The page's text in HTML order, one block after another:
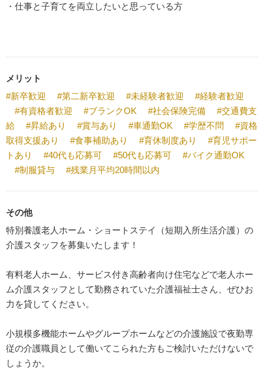
・仕事と子育てを両立したいと思っている方
メリット
#新卒歓迎
#第二新卒歓迎 #未経験者歓迎
#経験者歓迎
#有資格者歓迎
#ブランクOK #社会保険完備
#交通費支
給
#昇給あり #賞与あり #車通勤OK #学歴不問
#資格
取得支援あり
#食事補助あり #育休制度あり
#育児サポー
トあり
#40代も応募可 #50代も応募可
#バイク通勤OK
#制服貸与
#残業月平均20時間以内
その他
特別養護老人ホーム・ショートステイ（短期入所生活介護）の
介護スタッフを募集いたします！
有料老人ホーム、サービス付き高齢者向け住宅などで老人ホー
ム介護スタッフとして勤務されていた介護福祉士さん、ぜひお
力を貸してください。
小規模多機能ホームやグループホームなどの介護施設で夜勤専
従の介護職員として働いてこられた方もご検討いただけないで
しょうか。